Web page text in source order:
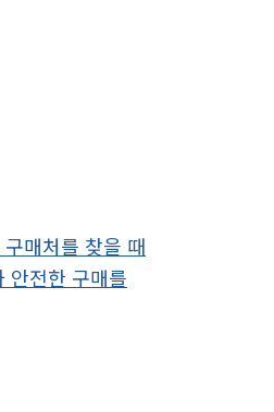
매처를 찾을 때
안전한 구매를